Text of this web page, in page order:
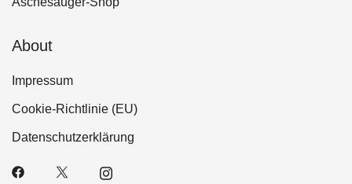
About
Impressum
Cookie-Richtlinie (EU)
Datenschutzerklärung